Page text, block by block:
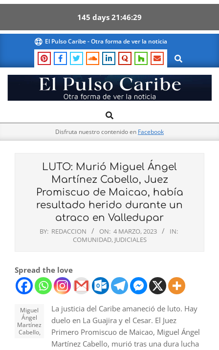
145 days 21 46 29
content
El Pulso Caribe - Otra forma de ver la noticia
Search
El
Pulso
Navigation
Search
Disfruta nuestro contenido en Facebook
LUTO: Murió Miguel Ángel
Martínez Cabello, Juez
Promiscuo de Maicao, había
resultado herido durante un
atraco en Valledupar
BY: REDACCION ON: 4 MARZO, 2023
IN:
COMUNIDAD, JUDICIALES
Spread the love
Miguel
Ángel
Martínez
Cabello,
La justicia del Caribe amaneció de luto. Hay
duelo en La Guajira y el Cesar. El Juez
Primero Promiscuo de Maicao, Miguel Ángel
Martínez Cabello, murió tras una dura lucha